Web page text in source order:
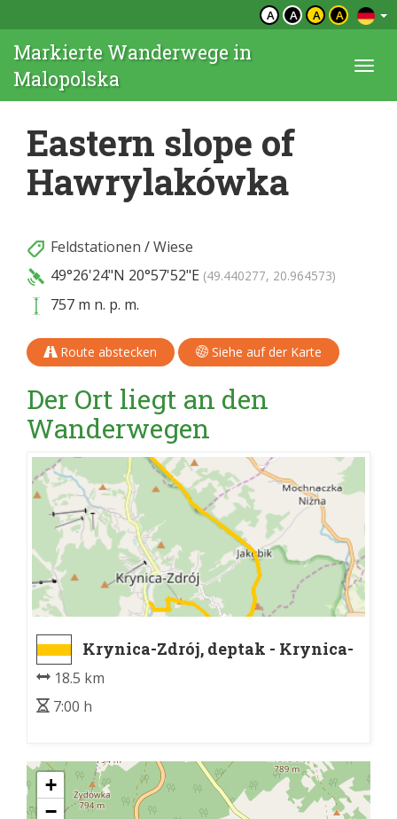
A A A A
Markierte Wanderwege in
Malopolska
Eastern slope of
Hawrylakówka
Feldstationen /Wiese
49°26'24"N 20°57'52"E (49.440277, 20.964573)
757 m n. p. m.
Route abstecken Siehe auf der Karte
Der Ort liegt an den
Wanderwegen
Krynica-Zdrój, deptak - Krynica-
Zdrój, deptak
18.5 km
7:00 h
+
−